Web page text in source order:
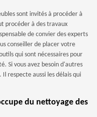
sont invités à procéder à
procéder à des travaux
de convier des experts
conseiller de placer votre
qui sont nécessaires pour
Si vous avez besoin d'autres
respecte aussi les délais qui
du nettoyage des